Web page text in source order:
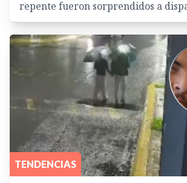
repente fueron sorprendidos a
TENDENCIAS